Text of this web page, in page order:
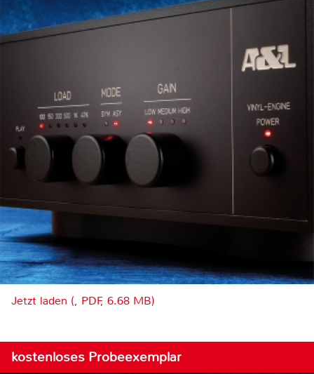
Jetzt laden (, PDF, 6.68 MB)
kostenloses Probeexemplar